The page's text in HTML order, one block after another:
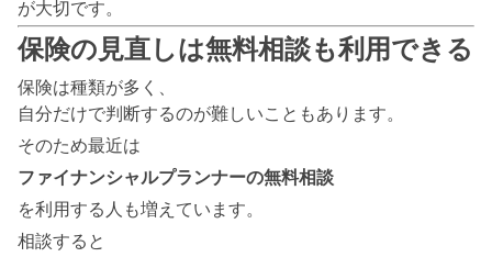
が大切です。
保険の見直しは無料相談も利用できる
保険は種類が多く、
自分だけで判断するのが難しいこともあります。
そのため最近は
ファイナンシャルプランナーの無料相談
を利用する人も増えています。
相談すると